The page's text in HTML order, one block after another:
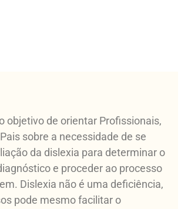
objetivo de orientar Profissionais,
sobre a necessidade de se
da dislexia para determinar o
e proceder ao processo
Dislexia não é uma deficiência,
pode mesmo facilitar o